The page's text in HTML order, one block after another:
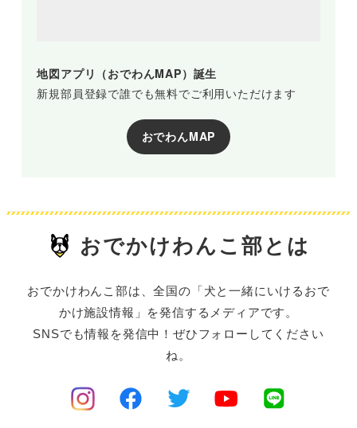
地図アプリ（おでわんMAP）誕生
新規部員登録で誰でも無料でご利用いただけます
おでわんMAP
おでかけわんこ部とは
おでかけわんこ部は、全国の「犬と一緒にいけるおで
かけ施設情報」を発信するメディアです。
SNSでも情報を発信中！ぜひフォローしてください
ね。